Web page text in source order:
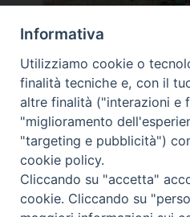
Torna il Campo Missionario
DIOCESI DI FANO
Informativa
Utilizziamo cookie o
finalità tecniche e, con il
altre finalità ("interazioni e
"miglioramento
"targeting e pubblicità")
cookie policy.
Cliccando su "accetta"
cookie. Cliccando su